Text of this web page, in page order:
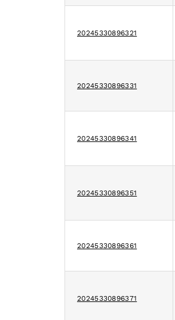
20245330896321
20245330896331
20245330896341
20245330896351
20245330896361
20245330896371